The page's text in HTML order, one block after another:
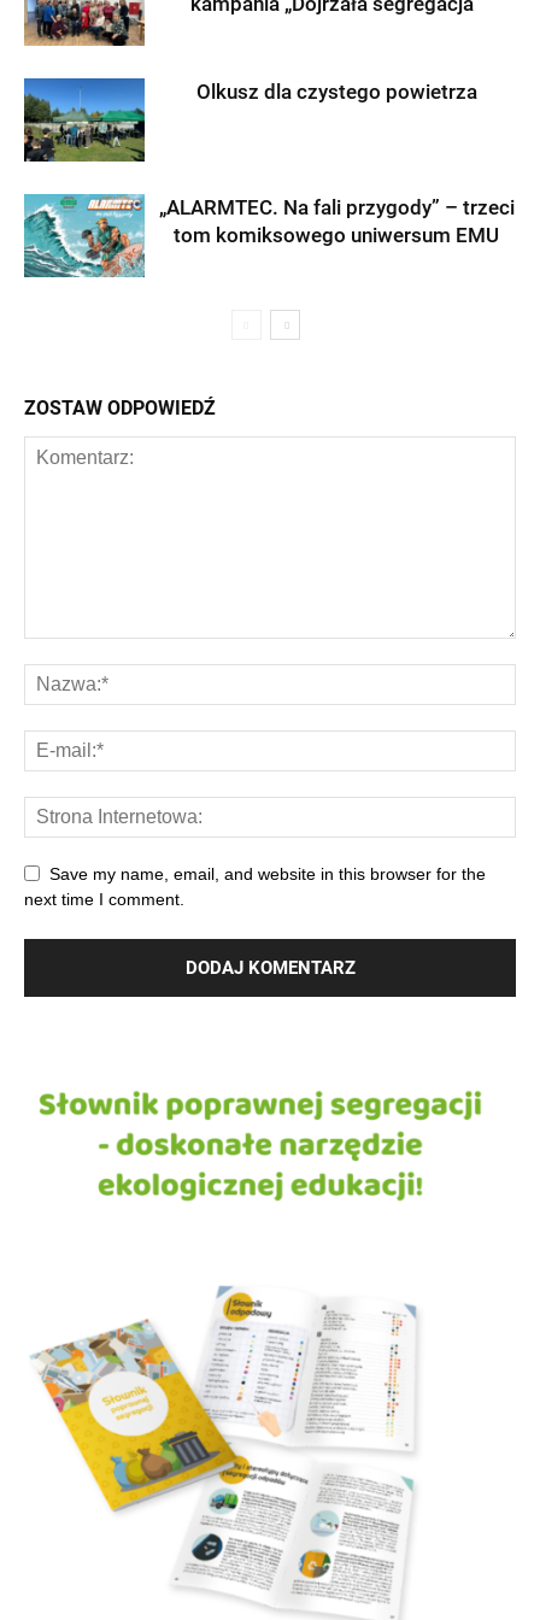
Olkusz dla czystego powietrza
„ALARMTEC. Na fali przygody” – trzeci
tom komiksowego uniwersum EMU
ZOSTAW ODPOWIEDŹ
Save my name, email, and website in this browser for the
next time I comment.